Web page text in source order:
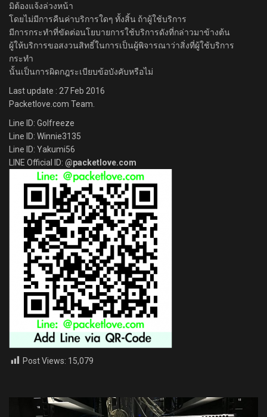
มิต้องแจ้งล่วงหน้า
โดยไม่มีการคืนค่าบริการใดๆ ทั้งสิ้น ถ้าผู้ใช้บริการ
มีการกระทำที่ขัดต่อนโยบายการใช้บริการดังที่กล่าวมาข้างต้น
ผู้ให้บริการขอสงวนสิทธิ์ในการเป็นผู้พิจารณาว่าสิ่งที่ผู้ใช้บริการ
กระทำ
นั้นเป็นการผิดกฎระเบียบข้อบังคับหรือไม่
Last update : 27 Feb 2016
Packetlove.com Team.
Line ID: Golfreeze
Line ID: Winnie3135
Line ID: Yakumi56
LINE Official ID: @packetlove.com
Post Views: 15,079